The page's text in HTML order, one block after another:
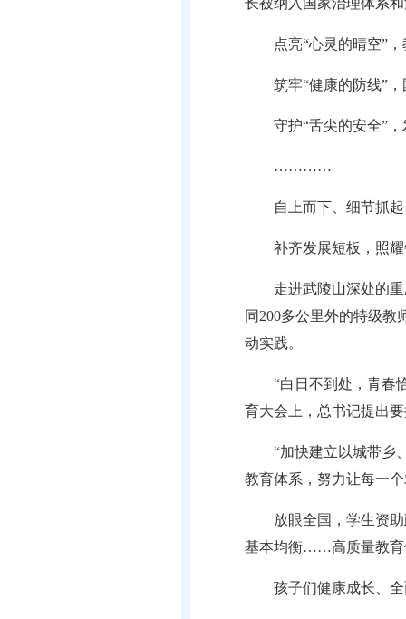
长被纳入国家治理体系
点亮“心灵的晴空”
筑牢“健康的防线”
守护“舌尖的安全”
…………
自上而下、细节抓
补齐发展短板，照
走进武陵山深处的
同200多公里外的特级
动实践。
“白日不到处，青春
育大会上，总书记提出
“加快建立以城带乡
教育体系，努力让每一
放眼全国，学生资
基本均衡……高质量教育
孩子们健康成长、